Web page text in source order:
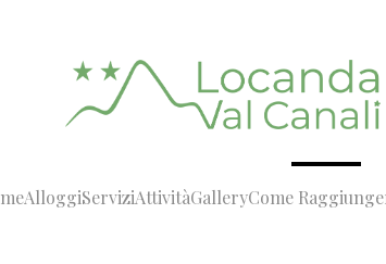
AlloggiServiziAttivitàGalleryCome